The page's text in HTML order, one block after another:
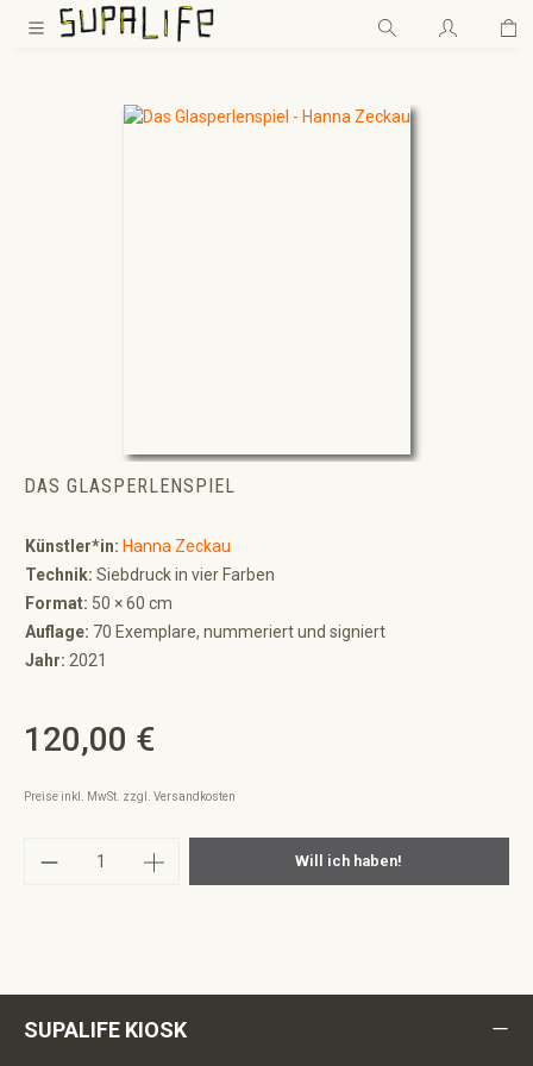
Zum Hauptinhalt springen
DAS GLASPERLENSPIEL
Künstler*in: Hanna Zeckau
Technik: Siebdruck in vier Farben
Format: 50 × 60 cm
Auflage: 70 Exemplare, nummeriert und signiert
Jahr: 2021
Regulärer Preis:
120,00 €
Preise inkl. MwSt. zzgl. Versandkosten
Produkt Anzahl: Gib den gewünschten
Will ich haben!
SUPALIFE KIOSK